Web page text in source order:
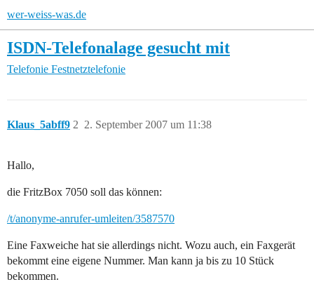
wer-weiss-was.de
ISDN-Telefonalage gesucht mit
Telefonie Festnetztelefonie
Klaus_5abff9 2. September 2007 um 11:38
2
Hallo,
die FritzBox 7050 soll das können:
/t/anonyme-anrufer-umleiten/3587570
Eine Faxweiche hat sie allerdings nicht. Wozu auch, ein Faxgerät
bekommt eine eigene Nummer. Man kann ja bis zu 10 Stück
bekommen.